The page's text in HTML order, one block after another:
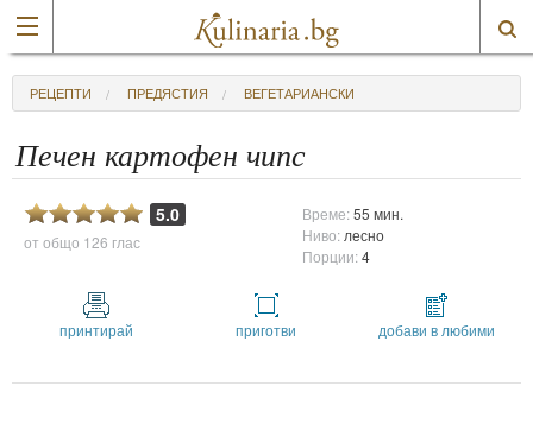
РЕЦЕПТИ ПРЕДЯСТИЯ ВЕГЕТАРИАНСКИ
Печен картофен чипс
5.0
от общо 126 глас
Време:55 мин.
Ниво: лесно
Порции:4
принтирай приготви добави в любими